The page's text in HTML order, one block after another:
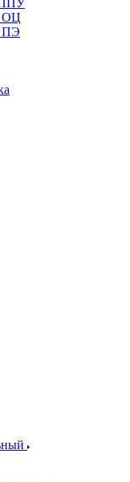
ППУ
ОЦ
ПЭ